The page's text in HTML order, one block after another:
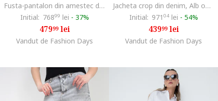
Fusta-pantalon din amestec de lyocell cu talie inalta, Albastru
Initial: 76899 lei - 37%
47999lei
Vandut de Fashion Days
Jacheta crop din denim, Alb optic
Initial: 971 04lei - 54%
43999lei
Vandut de Fashion Days